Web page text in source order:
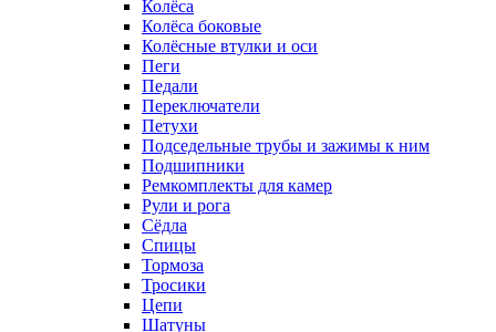
Колёса
Колёса боковые
Колёсные втулки и оси
Пеги
Педали
Переключатели
Петухи
Подседельные трубы и зажимы к ним
Подшипники
Ремкомплекты для камер
Рули и рога
Сёдла
Спицы
Тормоза
Тросики
Цепи
Шатуны